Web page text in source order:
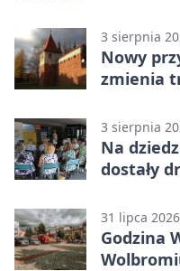
3 sierpnia
Nowy
zmienia
3 sierpnia
Na
dostały
31 lipca 2026
Godzina